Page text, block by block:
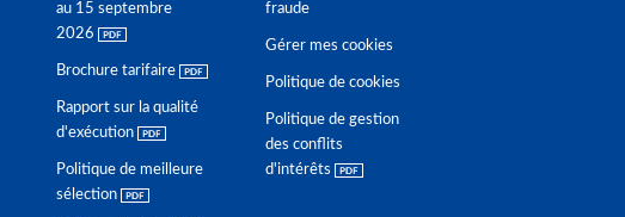
au 15 septembre
2026
Brochure tarifaire
Rapport sur la qualité
d'exécution
Politique de meilleure
sélection
fraude
Gérer mes cookies
Politique de cookies
Politique de gestion
des conflits
d'intérêts